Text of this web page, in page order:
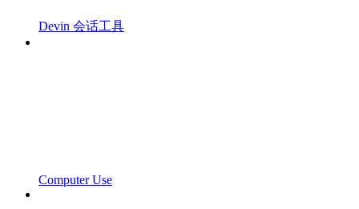
Devin 会话工具
Computer Use